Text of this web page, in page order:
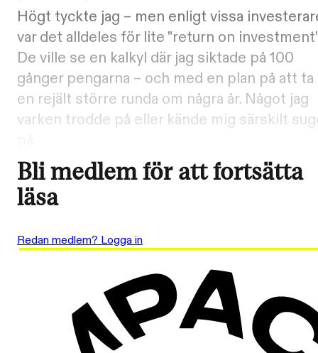
Högt tyckte jag – men enligt vissa
var det alldeles för lite "return on
De ville se en kalkyl där jag siktade på 100
gånger pengarna – och med en plan på att ta
en rejält större runda om några år. Något jag
varken trodde på eller kände mig särskilt
Bli medlem för att fortsätta
läsa
Redan medlem? Logga in